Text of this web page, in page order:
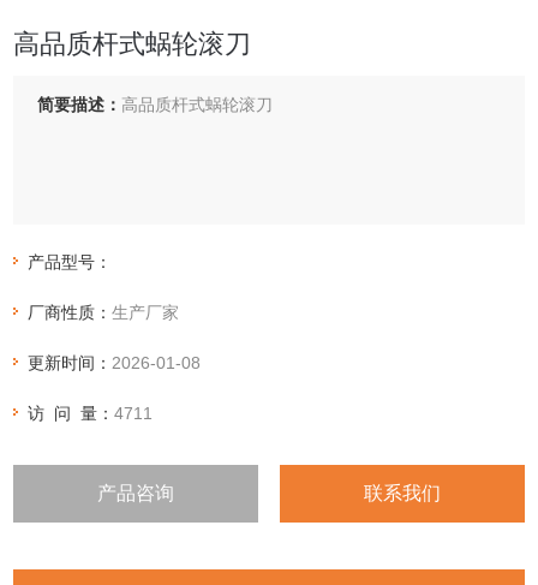
高品质杆式蜗轮滚刀
简要描述： 高品质杆式蜗轮滚刀
产品型号：
厂商性质：生产厂家
更新时间： 2026-01-08
访 问 量：4711
产品咨询 联系我们